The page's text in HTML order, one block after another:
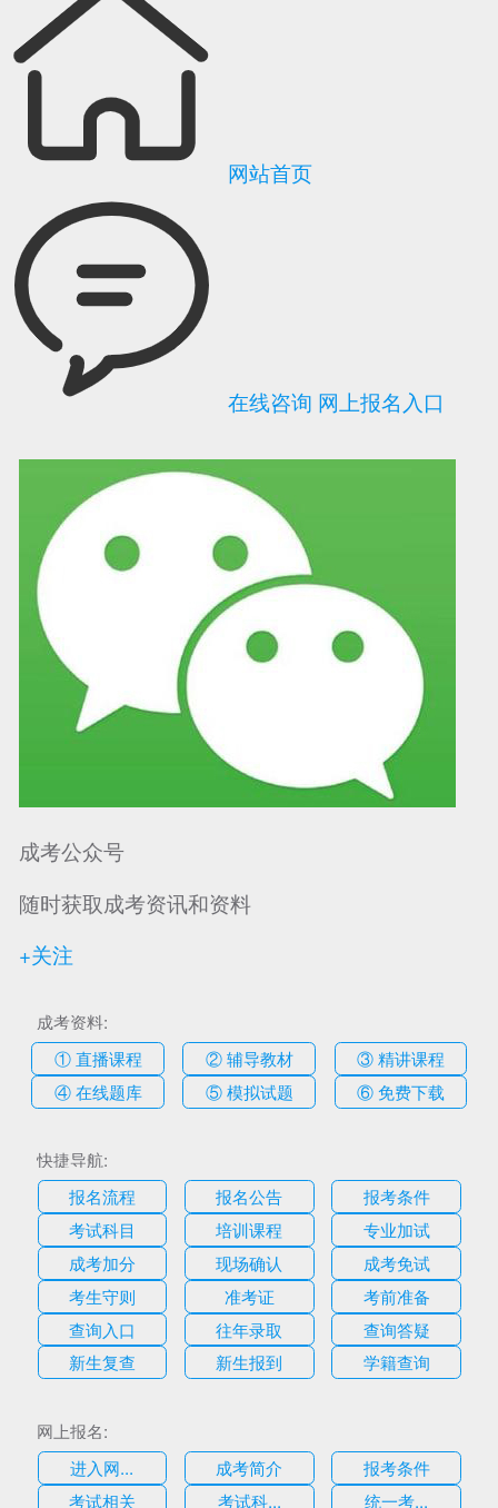
可信网站信用评 网络警察提醒你 诚信网站
网站首页
在线咨询 网上报名入口
成考公众号
随时获取成考资讯和资料
+关注
成考资料:
① 直播课程
② 辅导教材
③ 精讲课程
④ 在线题库
⑤ 模拟试题 ⑥ 免费下载
快捷导航:
报名流程
报名公告
报考条件
考试科目
培训课程
专业加试
成考加分
现场确认
成考免试
考生守则
准考证
考前准备
查询入口
往年录取
查询答疑
新生复查
新生报到 学籍查询
网上报名:
进入网...
成考简介
报考条件
考试相关
考试科...
统一考...